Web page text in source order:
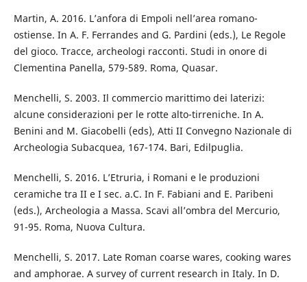
Martin, A. 2016. L’anfora di Empoli nell’area romano-
ostiense. In A. F. Ferrandes and G. Pardini (eds.), Le Regole
del gioco. Tracce, archeologi racconti. Studi in onore di
Clementina Panella, 579-589. Roma, Quasar.
Menchelli, S. 2003. Il commercio marittimo dei laterizi:
alcune considerazioni per le rotte alto-tirreniche. In A.
Benini and M. Giacobelli (eds), Atti II Convegno Nazionale di
Archeologia Subacquea, 167-174. Bari, Edilpuglia.
Menchelli, S. 2016. L’Etruria, i Romani e le produzioni
ceramiche tra II e I sec. a.C. In F. Fabiani and E. Paribeni
(eds.), Archeologia a Massa. Scavi all’ombra del Mercurio,
91-95. Roma, Nuova Cultura.
Menchelli, S. 2017. Late Roman coarse wares, cooking wares
and amphorae. A survey of current research in Italy. In D.